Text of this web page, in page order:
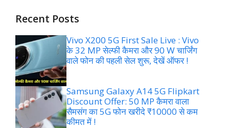
Recent Posts
Vivo X200 5G First Sale Live : Vivo
के 32 MP सेल्फी कैमरा और 90 W चार्जिंग
वाले फोन की पहली सेल शुरू, देखें ऑफर !
Samsung Galaxy A14 5G Flipkart
Discount Offer: 50 MP कैमरा वाला
सैमसंग का 5G फोन खरीदे ₹10000 से कम
कीमत में !